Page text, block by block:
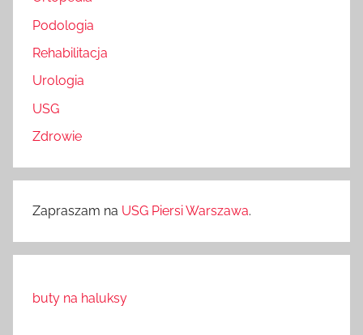
Podologia
Rehabilitacja
Urologia
USG
Zdrowie
Zapraszam na USG Piersi Warszawa.
buty na haluksy